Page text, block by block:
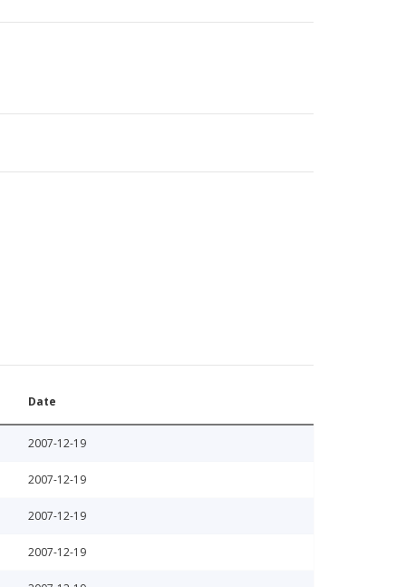
Date
2007-12-19
2007-12-19
2007-12-19
2007-12-19